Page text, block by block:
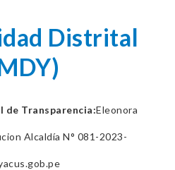
Distrital
de Transparencia:Eleonora
Alcaldía N° 081-2023-